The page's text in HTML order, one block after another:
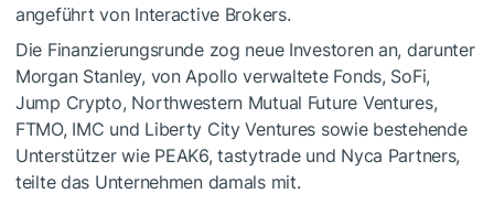
angeführt von Interactive Brokers.
Die Finanzierungsrunde zog neue Investoren an, darunter
Morgan Stanley, von Apollo verwaltete Fonds, SoFi,
Jump Crypto, Northwestern Mutual Future Ventures,
FTMO, IMC und Liberty City Ventures sowie bestehende
Unterstützer wie PEAK6, tastytrade und Nyca Partners,
teilte das Unternehmen damals mit.